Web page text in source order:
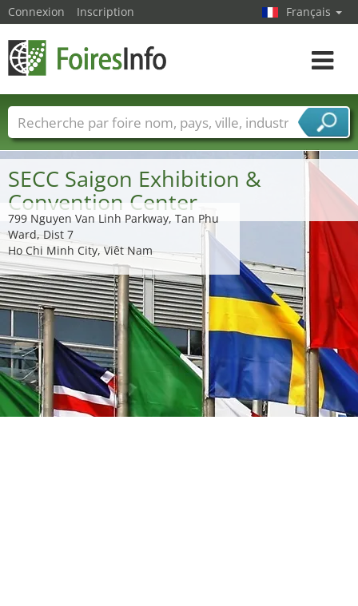
SECC Saigon Exhibition &
Convention Center
799 Nguyen Van Linh Parkway, Tan Phu
Ward, Dist 7
Ho Chi Minh City, Viêt Nam
Connexion Inscription Français
Toggle
Foire noms Pays Villes
Secteurs de foire
Secteurs du fournisseur de services